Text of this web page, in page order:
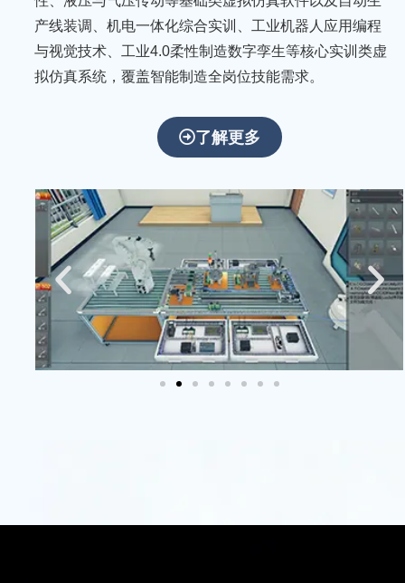
聚
创
新
赋
能
数
字
教
产线装调、机电一体化综合实训、工业机器人应用编程
与视觉技术、工业4.0柔性制造数字孪生等核心实训类虚
拟仿真系统，覆盖智能制造全岗位技能需求。
了解更多